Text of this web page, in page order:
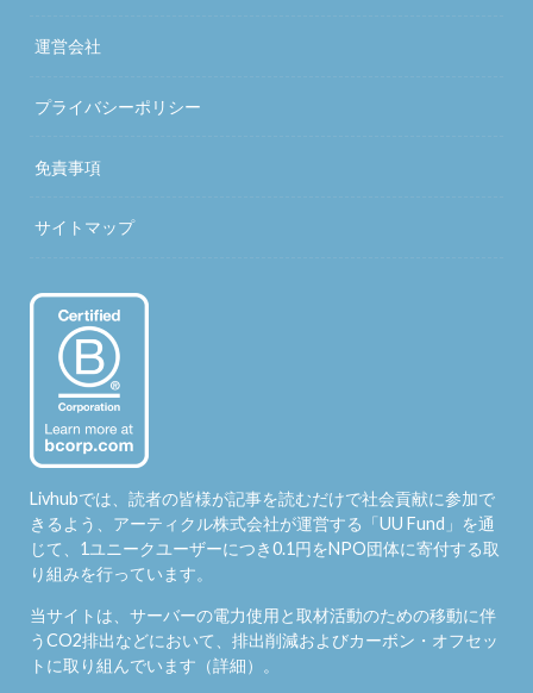
運営会社
プライバシーポリシー
免責事項
サイトマップ
Livhubでは、読者の皆様が記事を読むだけで社会貢献に参加で
きるよう、アーティクル株式会社が運営する「UU Fund 」を通
じて、1ユニークユーザーにつき0.1円をNPO団体に寄付する取
り組みを行っています。
当サイトは、サーバーの電力使用と取材活動のための移動に伴
うCO2排出などにおいて、排出削減およびカーボン・オフセッ
トに取り組んでいます（詳細）。